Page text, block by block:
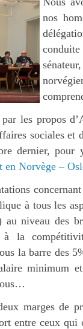
nos
les propos
sociales et
dernier,
en Norvège –
à tous les
niveau des
la
la barre des
minimum
marges de
entre ceux qui